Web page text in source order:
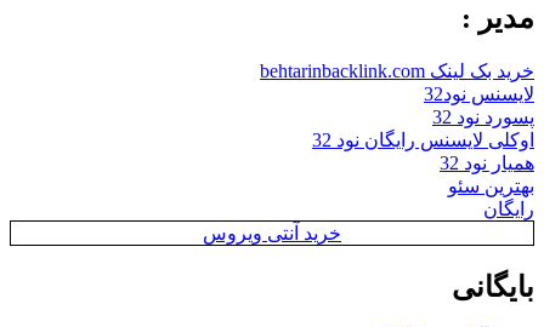
مدیر :
خرید بک لینک behtarinbacklink.com
لایسنس نود32
پسورد نود 32
اوکلی لایسنس رایگان نود 32
همیار نود 32
بهترین سئو
رایگان
خرید آنتی ویروس
بایگانی